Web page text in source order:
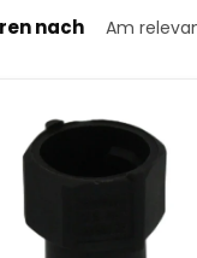
nach